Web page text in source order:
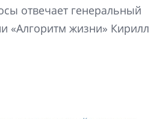
отвечает генеральный
«Алгоритм жизни» Кирилл